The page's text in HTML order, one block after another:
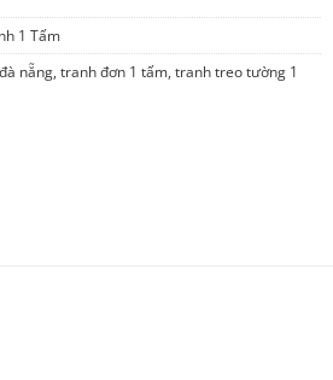
1 Tấm
nẵng, tranh đơn 1 tấm, tranh treo tường 1